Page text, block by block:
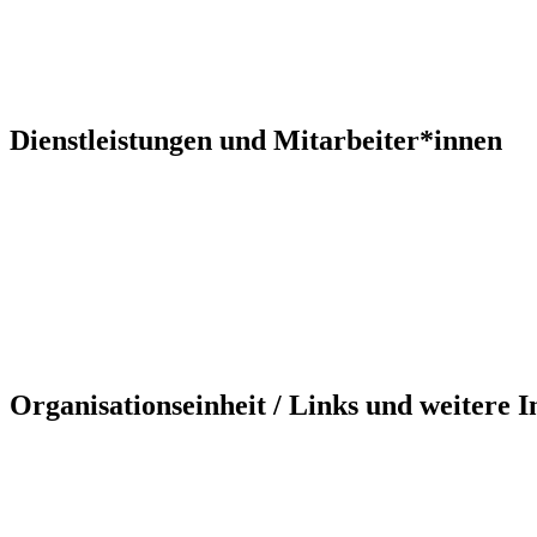
Dienstleistungen und Mitarbeiter*innen
Organisationseinheit / Links und weitere